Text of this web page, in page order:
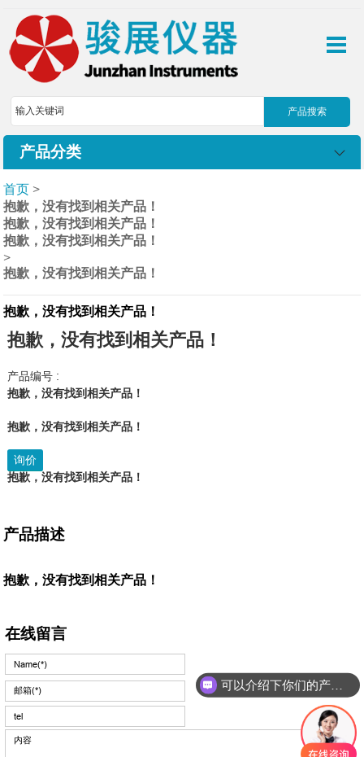
产品分类
首页 >
抱歉，没有找到相关产品！
抱歉，没有找到相关产品！
抱歉，没有找到相关产品！
>
抱歉，没有找到相关产品！
抱歉，没有找到相关产品！
抱歉，没有找到相关产品！
产品编号 :
抱歉，没有找到相关产品！
抱歉，没有找到相关产品！
询价
抱歉，没有找到相关产品！
产品描述
抱歉，没有找到相关产品！
在线留言
可以介绍下你们的产品么